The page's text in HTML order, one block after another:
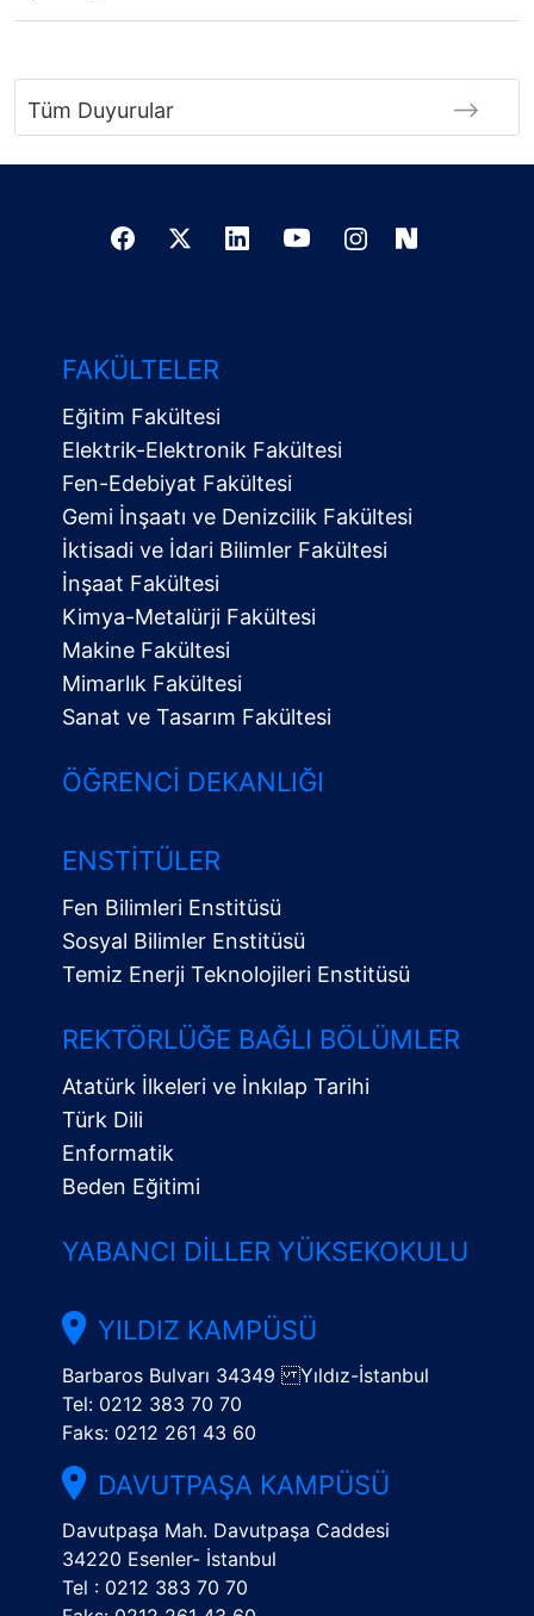
Tüm Duyurular
Menü
FAKÜLTELER
Eğitim Fakültesi
Elektrik-Elektronik Fakültesi
Fen-Edebiyat Fakültesi
Gemi İnşaatı ve Denizcilik Fakültesi
İktisadi ve İdari Bilimler Fakültesi
İnşaat Fakültesi
Kimya-Metalürji Fakültesi
Makine Fakültesi
Mimarlık Fakültesi
Sanat ve Tasarım Fakültesi
ÖĞRENCI DEKANLIĞI
ENSTITÜLER
Fen Bilimleri Enstitüsü
Sosyal Bilimler Enstitüsü
Temiz Enerji Teknolojileri Enstitüsü
REKTÖRLÜĞE BAĞLI BÖLÜMLER
Atatürk İlkeleri ve İnkılap Tarihi
Türk Dili
Enformatik
Beden Eğitimi
YABANCI DILLER YÜKSEKOKULU
YILDIZ KAMPÜSÜ
Barbaros Bulvarı 34349 Yıldız-İstanbul
Tel: 0212 383 70 70
Faks: 0212 261 43 60
DAVUTPAŞA KAMPÜSÜ
Davutpaşa Mah. Davutpaşa Caddesi
34220 Esenler- İstanbul
Tel : 0212 383 70 70